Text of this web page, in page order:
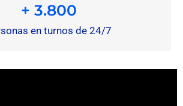
en turnos de 24/7
+ 3.800